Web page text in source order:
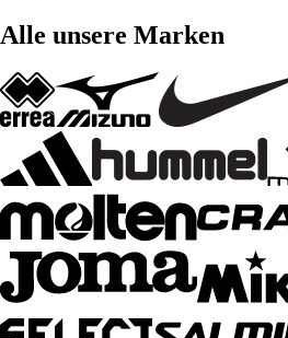
Alle unsere Marken